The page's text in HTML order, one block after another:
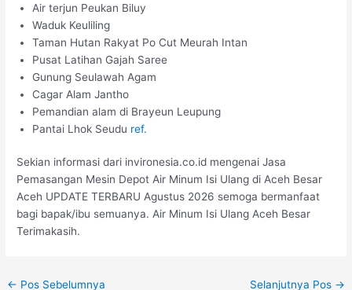
Air terjun Peukan Biluy
Waduk Keuliling
Taman Hutan Rakyat Po Cut Meurah Intan
Pusat Latihan Gajah Saree
Gunung Seulawah Agam
Cagar Alam Jantho
Pemandian alam di Brayeun Leupung
Pantai Lhok Seudu ref.
Sekian informasi dari invironesia.co.id mengenai Jasa
Pemasangan Mesin Depot Air Minum Isi Ulang di Aceh Besar
Aceh UPDATE TERBARU Agustus 2026 semoga bermanfaat
bagi bapak/ibu semuanya. Air Minum Isi Ulang Aceh Besar
Terimakasih.
← Pos Sebelumnya Selanjutnya Pos →